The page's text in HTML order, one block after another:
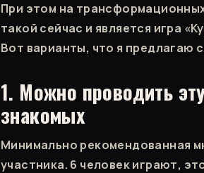
При этом на
такой сейчас и является игра
Вот варианты, что я предлагаю
1. Можно проводить
знакомых
Минимально рекомендованная
участника. 6 человек играют,